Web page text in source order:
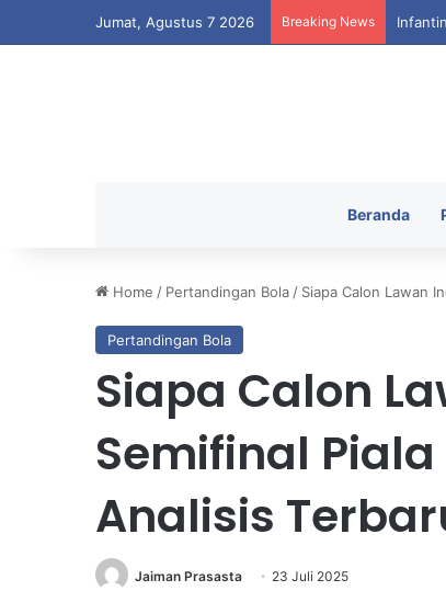
Jumat, Agustus 7 2026 Breaking News
Beranda
Home / Pertandingan Bola / Siapa Calon Lawan
Pertandingan Bola
Siapa Calon
Semifinal Piala
Analisis
Jaiman Prasasta 23 Juli 2025